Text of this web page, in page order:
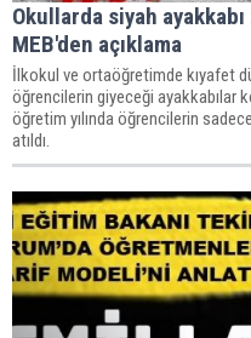
Okullarda siyah
MEB'den açıklama
İlkokul ve ortaöğretimde kıyafet
öğrencilerin giyeceği ayakkabılar
öğretim yılında öğrencilerin
atıldı.